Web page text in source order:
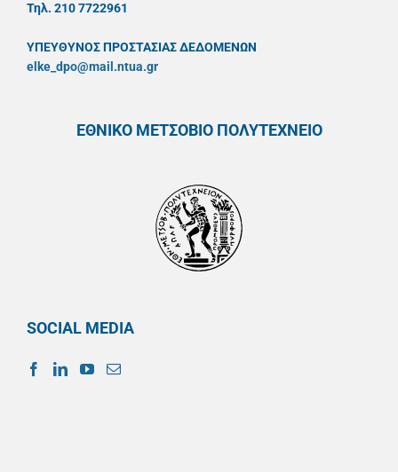
Τηλ. 210 7722961
ΥΠΕΥΘYΝΟΣ ΠΡΟΣΤΑΣΙΑΣ ΔΕΔΟΜΕΝΩΝ
elke_dpo@mail.ntua.gr
ΕΘΝΙΚΟ ΜΕΤΣΟΒΙΟ ΠΟΛΥΤΕΧΝΕΙΟ
SOCIAL MEDIA